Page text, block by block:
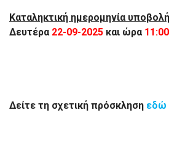
Καταληκτική ημερομηνία
Δευτέρα 22-09-2025 και ώρα 11:00
Δείτε τη σχετική πρόσκληση εδώ